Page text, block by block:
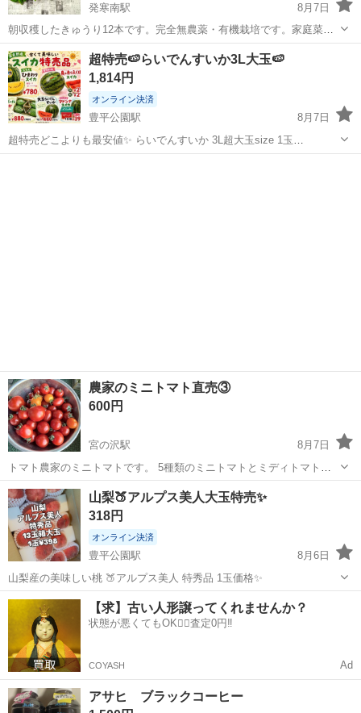
発寒南駅
8月7日
朝収穫したきゅうり12本です。完全無農薬・有機栽培です。家庭菜園
で穫れたものなので、食べるには問題ありませんが、キュウリはサイ
ズや形の悪いものもあります。素人が作ったものなので、ご了承いた
だける方にお願いします。収穫後すぐに...
北海道 札幌市 発寒南駅 きゅうり
超特売🍉らいでんすいか3L大玉🍉
1,814円
オンライン決済
豊平公園駅
8月7日
超特売どこよりも最安値✨ らいでんすいか 3L超大玉size 1玉
¥1680（税込1814）🉐✨✨ 在庫限り売り切れ次第終了となります〜 そ
農家のミニトマト直売③
600円
宮の沢駅
8月7日
トマト農家のミニトマトです。 5種類のミニトマトとミディトマトの
混合です 形は不揃い ほんの少しだけキズもありだけど 完熟で甘くて
とっても美味しいです ここしばらくの好天で特に美味しくなっていま
す 収穫後に札幌まで持ち...
北海道 札幌市 宮の沢駅 食品 ミニトマト
山梨🍑アルプス美人大玉特売✨
318円
オンライン決済
豊平公園駅
8月6日
山梨産の美味しい桃 🍑アルプス美人 特秀品 1玉価格✨
北海道 札幌市 豊平公園駅 食品
【求】古い人形譲ってくれませんか？
状態が悪くてもOK🙆‍♀️査定0円‼️
COYASH Ad
アサヒ ブラックコーヒー